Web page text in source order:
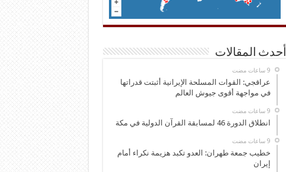
أحدث المقالات
عراقجي: القوات المسلحة الإيرانية أثبتت قدراتها
في مواجهة أقوى جيوش العالم
انطلاق الدورة 46 لمسابقة القرآن الدولية في مكة
خطيب جمعة طهران: العدو تكبد هزيمة نكراء أمام
إيران